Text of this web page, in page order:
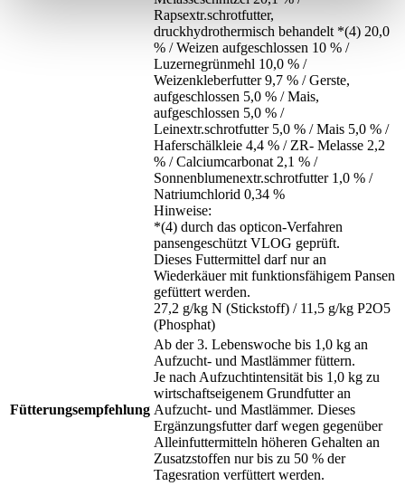
Rapsextr.schrotfutter,
druckhydrothermisch behandelt *(4) 20,0
% / Weizen aufgeschlossen 10 % /
Luzernegrünmehl 10,0 % /
Weizenkleberfutter 9,7 % / Gerste,
aufgeschlossen 5,0 % / Mais,
aufgeschlossen 5,0 % /
Leinextr.schrotfutter 5,0 % / Mais 5,0 % /
Haferschälkleie 4,4 % / ZR- Melasse 2,2
% / Calciumcarbonat 2,1 % /
Sonnenblumenextr.schrotfutter 1,0 % /
Natriumchlorid 0,34 %
Hinweise:
*(4) durch das opticon-Verfahren
pansengeschützt VLOG geprüft.
Dieses Futtermittel darf nur an
Wiederkäuer mit funktionsfähigem Pansen
gefüttert werden.
27,2 g/kg N (Stickstoff) / 11,5 g/kg P2O5
(Phosphat)
Fütterungsempfehlung
Ab der 3. Lebenswoche bis 1,0 kg an
Aufzucht- und Mastlämmer füttern.
Je nach Aufzuchtintensität bis 1,0 kg zu
wirtschaftseigenem Grundfutter an
Aufzucht- und Mastlämmer. Dieses
Ergänzungsfutter darf wegen gegenüber
Alleinfuttermitteln höheren Gehalten an
Zusatzstoffen nur bis zu 50 % der
Tagesration verfüttert werden.